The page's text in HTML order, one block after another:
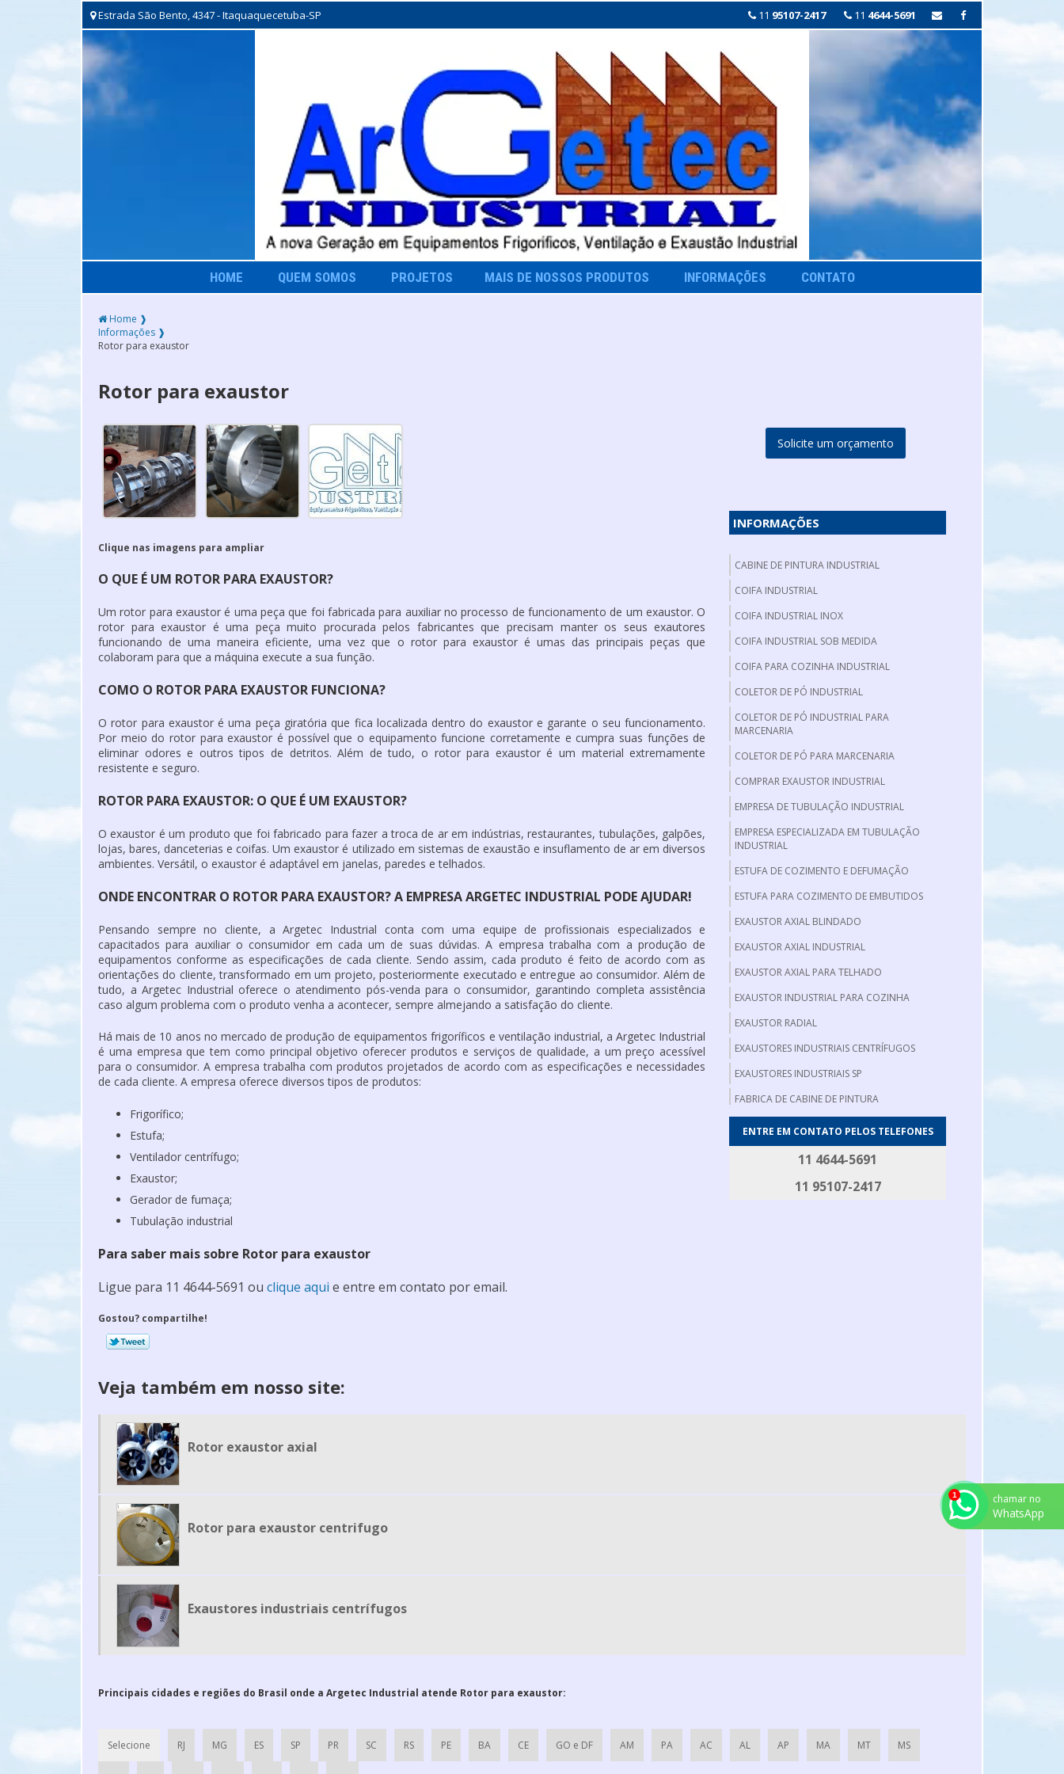
Estrada São Bento, 4347 - Itaquaquecetuba-SP 11 95107-2417 11 4644-5691
HOME QUEM SOMOS PROJETOS MAIS DE NOSSOS PRODUTOS INFORMAÇÕES CONTATO
Home ❱
Informações ❱
Rotor para exaustor
Rotor para exaustor
Clique nas imagens para ampliar
O QUE É UM ROTOR PARA EXAUSTOR?
Umrotor para exaustoré uma peça que foi fabricada para auxiliar no processo de funcionamento de um exaustor. O
rotor para exaustor é uma peça muito procurada pelos fabricantes que precisam manter os seus exautores
funcionando de uma maneira eficiente, uma vez que o rotor para exaustoré umas das principais peças que
colaboram para que a máquina execute a sua função.
COMO O ROTOR PARA EXAUSTOR FUNCIONA?
Orotor para exaustoré uma peça giratória que fica localizada dentro do exaustor e garante o seu funcionamento.
Por meio do rotor para exaustor é possível que o equipamento funcione corretamente e cumpra suas funções de
eliminar odores e outros tipos de detritos. Além de tudo, o rotor para exaustoré um material extremamente
resistente e seguro.
ROTOR PARA EXAUSTOR: O QUE É UM EXAUSTOR?
O exaustor é um produto que foi fabricado para fazer a troca de ar em indústrias, restaurantes, tubulações, galpões,
lojas, bares, danceterias e coifas. Um exaustor é utilizado em sistemas de exaustão e insuflamento de ar em diversos
ambientes. Versátil, o exaustor é adaptável em janelas, paredes e telhados.
ONDE ENCONTRAR O ROTOR PARA EXAUSTOR? A EMPRESA ARGETEC INDUSTRIAL PODE AJUDAR!
Pensando sempre no cliente, a Argetec Industrial conta com uma equipe de profissionais especializados e
capacitados para auxiliar o consumidor em cada um de suas dúvidas. A empresa trabalha com a produção de
equipamentos conforme as especificações de cada cliente. Sendo assim, cada produto é feito de acordo com as
orientações do cliente, transformado em um projeto, posteriormente executado e entregue ao consumidor. Além de
tudo, a Argetec Industrial oferece o atendimento pós-venda para o consumidor, garantindo completa assistência
caso algum problema com o produto venha a acontecer, sempre almejando a satisfação do cliente.
Há mais de 10 anos no mercado de produção de equipamentos frigoríficos e ventilação industrial, a Argetec Industrial
é uma empresa que tem como principal objetivo oferecer produtos e serviços de qualidade, a um preço acessível
para o consumidor. A empresa trabalha com produtos projetados de acordo com as especificações e necessidades
de cada cliente. A empresa oferece diversos tipos de produtos:
Frigorífico;
Estufa;
Ventilador centrífugo;
Exaustor;
Gerador de fumaça;
Tubulação industrial
Para saber mais sobre Rotor para exaustor
Ligue para 11 4644-5691 ou clique aqui e entre em contato por email.
Gostou? compartilhe!
Solicite um orçamento
INFORMAÇÕES
CABINE DE PINTURA INDUSTRIAL
COIFA INDUSTRIAL
COIFA INDUSTRIAL INOX
COIFA INDUSTRIAL SOB MEDIDA
COIFA PARA COZINHA INDUSTRIAL
COLETOR DE PÓ INDUSTRIAL
COLETOR DE PÓ INDUSTRIAL PARA
MARCENARIA
COLETOR DE PÓ PARA MARCENARIA
COMPRAR EXAUSTOR INDUSTRIAL
EMPRESA DE TUBULAÇÃO INDUSTRIAL
EMPRESA ESPECIALIZADA EM TUBULAÇÃO
INDUSTRIAL
ESTUFA DE COZIMENTO E DEFUMAÇÃO
ESTUFA PARA COZIMENTO DE EMBUTIDOS
EXAUSTOR AXIAL BLINDADO
EXAUSTOR AXIAL INDUSTRIAL
EXAUSTOR AXIAL PARA TELHADO
EXAUSTOR INDUSTRIAL PARA COZINHA
EXAUSTOR RADIAL
EXAUSTORES INDUSTRIAIS CENTRÍFUGOS
EXAUSTORES INDUSTRIAIS SP
FABRICA DE CABINE DE PINTURA
FABRICANTE DE EXAUSTOR AXIAL
EXAUSTOR CENTRIFUGO RADIAL
ENTRE EM CONTATO PELOS TELEFONES
11 4644-5691
11 95107-2417
Veja também em nosso site:
Rotor exaustor axial
Rotor para exaustor centrifugo
Exaustores industriais centrífugos
Principais cidades e regiões do Brasil onde a Argetec Industrial atende Rotor para exaustor:
Selecione RJ MG ES SP PR SC RS PE BA CE GO e DF AM PA AC AL AP MA MT MS
chamar no
WhatsApp